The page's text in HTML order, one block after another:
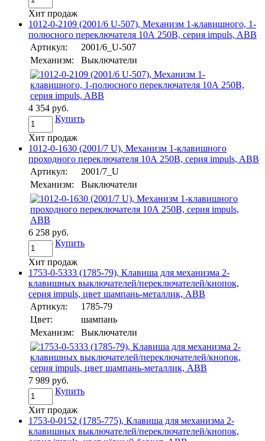
Хит продаж
1012-0-2109 (2001/6 U-507), Механизм 1-клавишного, 1-
полюсного переключателя 10А 250В, серия impuls, ABB
Артикул:
2001/6_U-507
Механизм:
Выключатели
4 354 руб.
Купить
Хит продаж
1012-0-1630 (2001/7 U), Механизм 1-клавишного
проходного переключателя 10А 250В, серия impuls, ABB
Артикул:
2001/7_U
Механизм:
Выключатели
6 258 руб.
Купить
Хит продаж
1753-0-5333 (1785-79), Клавиша для механизма 2-
клавишных выключателей/переключателей/кнопок,
серия impuls, цвет шампань-металлик, ABB
Артикул:
1785-79
Цвет:
шампань
Механизм:
Выключатели
7 989 руб.
Купить
Хит продаж
1753-0-0152 (1785-775), Клавиша для механизма 2-
клавишных выключателей/переключателей/кнопок,